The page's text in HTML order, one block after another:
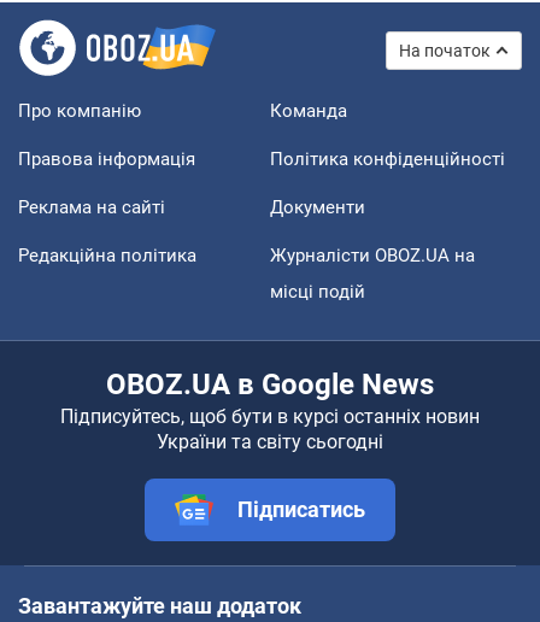
На початок
Про компанію Команда
Правова інформація Політика конфіденційності
Реклама на сайті Документи
Редакційна політика
Журналісти OBOZ.UA на
місці подій
OBOZ.UA в Google News
Підписуйтесь, щоб бути в курсі останніх новин
України та світу сьогодні
Підписатись
Завантажуйте наш додаток